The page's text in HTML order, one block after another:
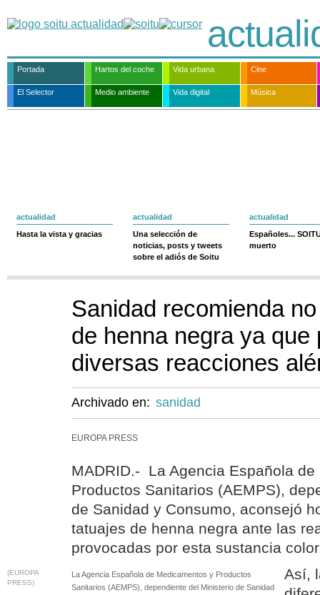
Portada Hartos del coche Vida urbana Cine
El Selector Medio ambiente Vida digital Música
actualidad
Hasta la vista y gracias
actualidad
Una selección de
noticias, posts y tweets
sobre el adiós de Soitu
actualidad
Españoles...
muerto
Sanidad recomienda
de henna negra ya que
diversas reacciones
Archivado en: sanidad
EUROPA PRESS
MADRID.- La Agencia Española
Productos Sanitarios (AEMPS),
de Sanidad y Consumo, aconsejó
tatuajes de henna negra ante las
provocadas por esta sustancia
(EUROPA
PRESS)
La Agencia Española de Medicamentos y Productos
Sanitarios (AEMPS), dependiente del Ministerio de Sanidad
Así,